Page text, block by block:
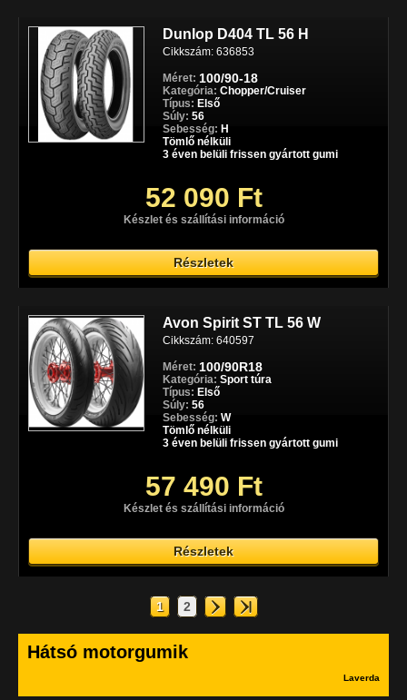
Dunlop D404 TL 56 H
Cikkszám: 636853
Méret: 100/90-18
Kategória: Chopper/Cruiser
Típus: Első
Súly: 56
Sebesség: H
Tömlő nélküli
3 éven belüli frissen gyártott gumi
52 090 Ft
Készlet és szállítási információ
Részletek
Avon Spirit ST TL 56 W
Cikkszám: 640597
Méret: 100/90R18
Kategória: Sport túra
Típus: Első
Súly: 56
Sebesség: W
Tömlő nélküli
3 éven belüli frissen gyártott gumi
57 490 Ft
Készlet és szállítási információ
Részletek
1 2
Hátsó motorgumik
Laverda